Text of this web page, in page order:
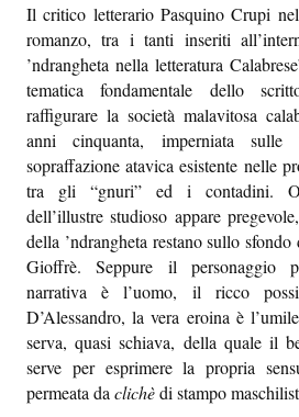
Epiquark
Epilibri
Intervistando
Epischermo
Editoriale
Open
Il critico letterario Pasquino Crupi
romanzo, tra i tanti inseriti
’ndrangheta nella letteratura
tematica fondamentale dello
raffigurare la società malavitosa
anni cinquanta, imperniata sulle
sopraffazione atavica esistente nelle
tra gli “gnuri” ed i contadini.
dell’illustre studioso appare
della ’ndrangheta restano sullo
Gioffrè. Seppure il personaggio
narrativa è l’uomo, il ricco
D’Alessandro, la vera eroina è
serva, quasi schiava, della quale il
serve per esprimere la propria
permeata da clichèdi stampo